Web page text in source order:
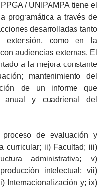
/ UNIPAMPA tiene el
programática a través de
desarrolladas tanto
extensión, como en la
audiencias externas. El
a la mejora constante
mantenimiento del
de un informe que
anual y cuadrienal del
de evaluación y
curricular; ii) Facultad; iii)
administrativa; v)
intelectual; vii)
Internacionalización y; ix)